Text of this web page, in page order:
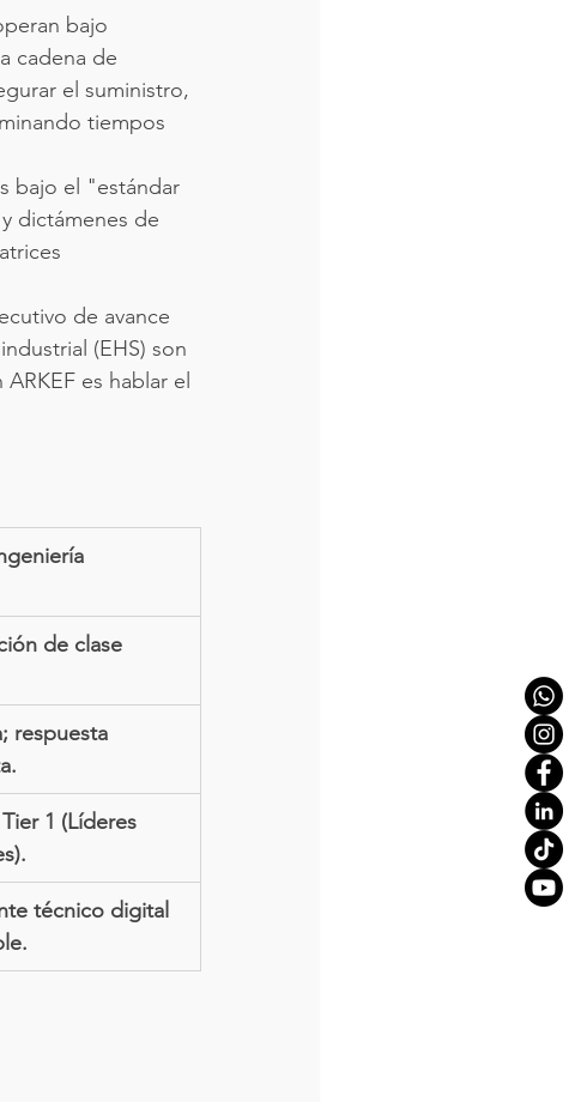
bajo
cadena de
el suministro,
tiempos
bajo el "estándar
y dictámenes de
de avance
(EHS) son
es hablar el
de clase
respuesta
1 (Líderes
técnico digital